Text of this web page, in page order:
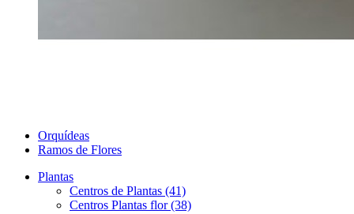
Orquídeas
Ramos de Flores
Plantas
Centros de Plantas (41)
Centros Plantas flor (38)